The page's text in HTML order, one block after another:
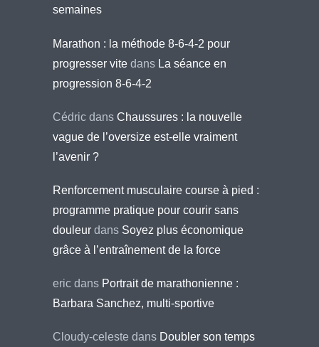
semaines
Marathon : la méthode 8-6-4-2 pour
progresser vite dans La séance en
progression 8-6-4-2
Cédric dans Chaussures : la nouvelle
vague de l’oversize est-elle vraiment
l’avenir ?
Renforcement musculaire course à pied :
programme pratique pour courir sans
douleur dans Soyez plus économique
grâce à l’entraînement de la force
eric dans Portrait de marathonienne :
Barbara Sanchez, multi-sportive
Cloudy-celeste dans Doubler son temps